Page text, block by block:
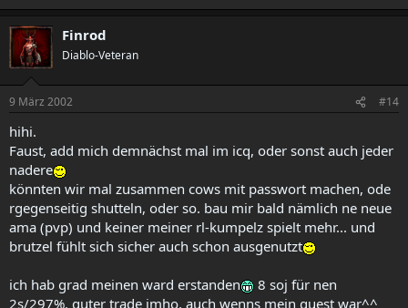
Finrod
Diablo-Veteran
9 März 2002 #14
hihi.
Faust, add mich demnächst mal im icq, oder sonst auch jeder
nadere
könnten wir mal zusammen cows mit passwort machen, ode
rgegenseitig shutteln, oder so. bau mir bald nämlich ne neue
ama (pvp) und keiner meiner rl-kumpelz spielt mehr... und
brutzel fühlt sich sicher auch schon ausgenutzt
ich hab grad meinen ward erstanden
8 soj für nen
2s/297%. guter trade imho, auch wenns mein quest war^^